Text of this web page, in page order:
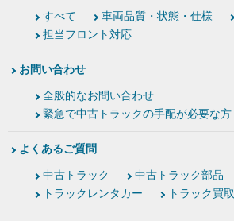
すべて 車両品質・状態・仕様
担当フロント対応
お問い合わせ
全般的なお問い合わせ
緊急で中古トラックの手配が必要な方
よくあるご質問
中古トラック
中古トラック部品
トラックレンタカー
トラック買取